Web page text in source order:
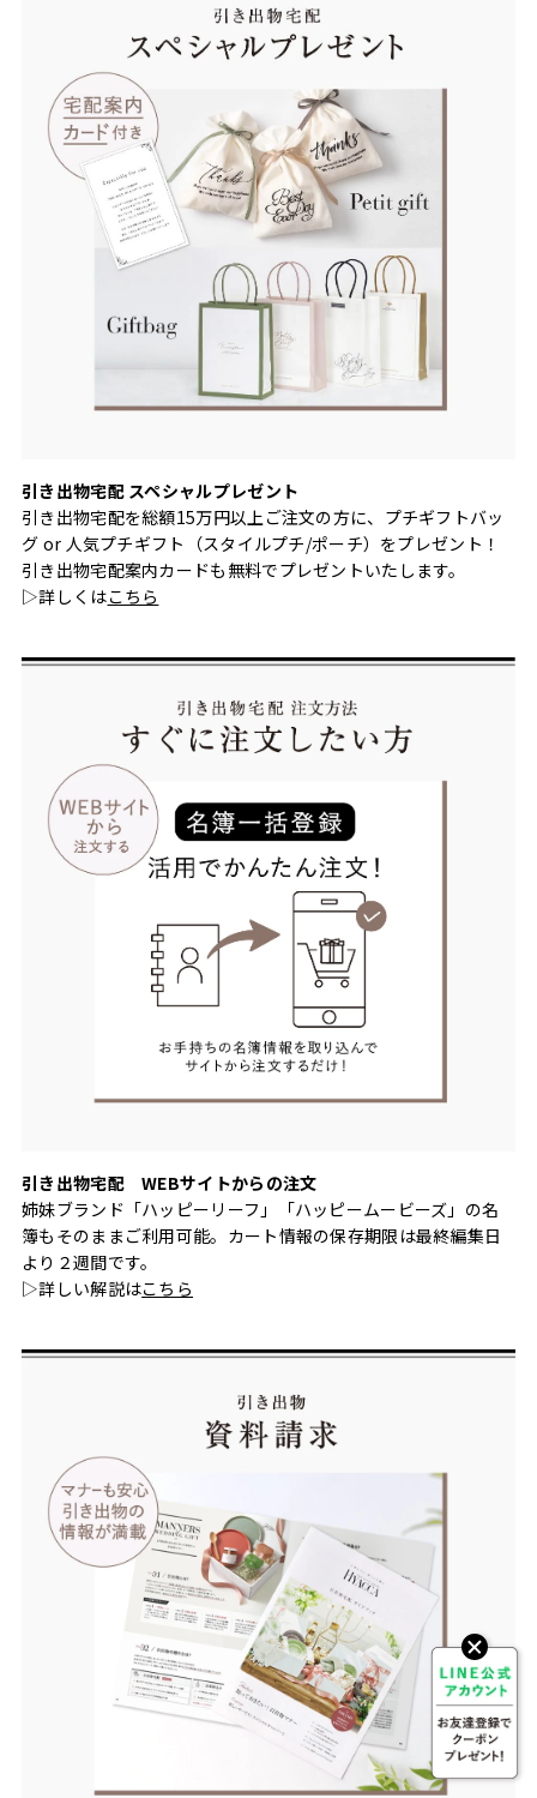
引き出物宅配 スペシャルプレゼント
引き出物宅配を総額15万円以上ご注文の方に、プチギフトバッ
グ or 人気プチギフト（スタイルプチ/ポーチ）をプレゼント！
引き出物宅配案内カードも無料でプレゼントいたします。
▷詳しくはこちら
引き出物宅配 WEBサイトからの注文
姉妹ブランド「ハッピーリーフ」「ハッピームービーズ」の名
簿もそのままご利用可能。カート情報の保存期限は最終編集日
より２週間です。
▷詳しい解説はこちら